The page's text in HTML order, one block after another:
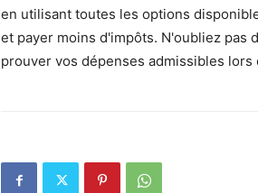
en utilisant toutes les options
et payer moins d'impôts. N'oubliez
prouver vos dépenses admissibles